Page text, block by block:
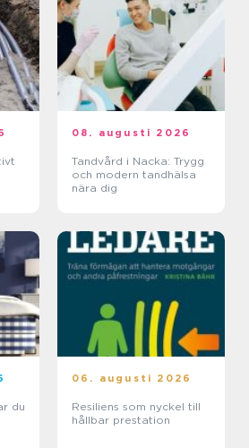
08. augusti 2026
Tandvård i Nacka: Trygg
och modern tandhälsa
nära dig
06. augusti 2026
Resiliens som nyckel till
hållbar prestation